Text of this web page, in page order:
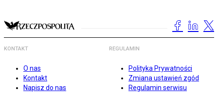
KONTAKT
O nas
Kontakt
Napisz do nas
REGULAMIN
Polityka Prywatności
Zmiana ustawień zgód
Regulamin serwisu